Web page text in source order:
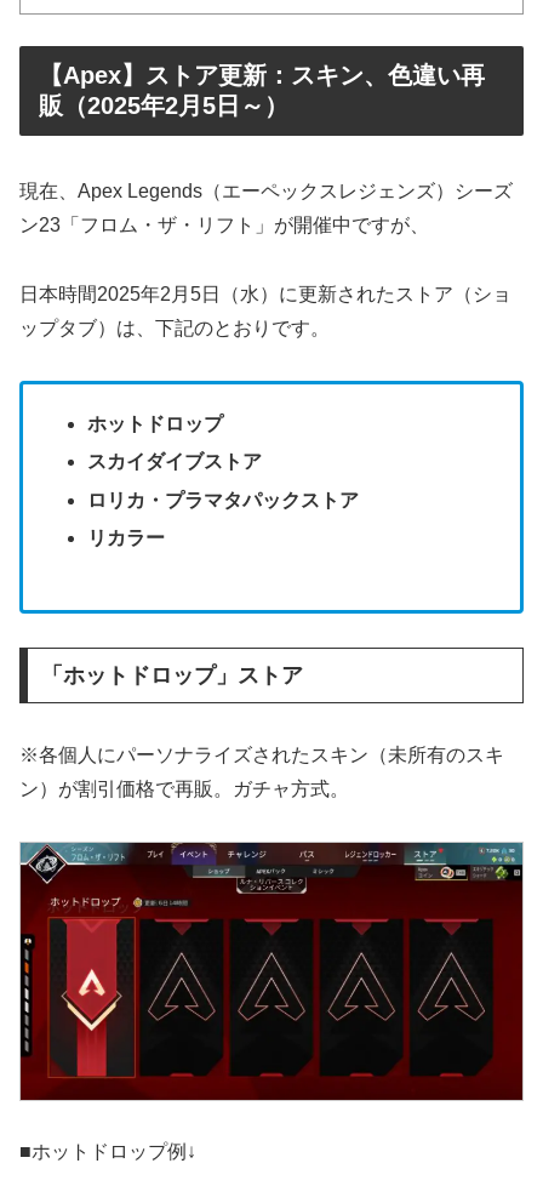
【Apex】ストア更新：スキン、色違い再
販（2025年2月5日～）
現在、Apex Legends（エーペックスレジェンズ）シーズ
ン23「フロム・ザ・リフト」が開催中ですが、
日本時間2025年2月5日（水）に更新されたストア（ショ
ップタブ）は、下記のとおりです。
ホットドロップ
スカイダイブストア
ロリカ・プラマタパックストア
リカラー
「ホットドロップ」ストア
※各個人にパーソナライズされたスキン（未所有のスキ
ン）が割引価格で再販。ガチャ方式。
■ホットドロップ例↓